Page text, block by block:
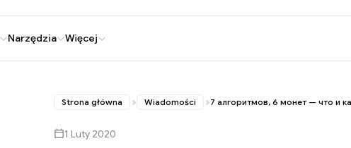
Narzędzia Więcej
Strona główna Wiadomości 7 алгоритмов, 6 монет — что и
1 Luty 2020